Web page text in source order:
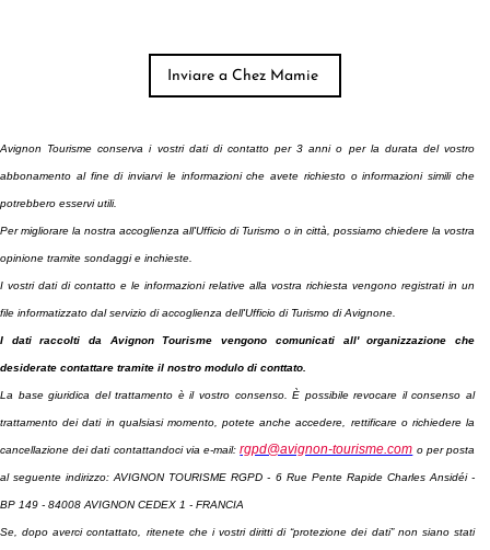
Avignon Tourisme conserva i vostri dati di contatto per 3 anni o per la durata del vostro
abbonamento al fine di inviarvi le informazioni che avete richiesto o informazioni simili che
potrebbero esservi utili.
Per migliorare la nostra accoglienza all'Ufficio di Turismo o in città, possiamo chiedere la vostra
opinione tramite sondaggi e inchieste.
I vostri dati di contatto e le informazioni relative alla vostra richiesta vengono registrati in un
file informatizzato dal servizio di accoglienza dell'Ufficio di Turismo di Avignone.
I dati raccolti da Avignon Tourisme vengono comunicati all' organizzazione che
desiderate contattare tramite il nostro modulo di conttato.
La base giuridica del trattamento è il vostro consenso. È possibile revocare il consenso al
trattamento dei dati in qualsiasi momento, potete anche accedere, rettificare o richiedere la
cancellazione dei dati contattandoci via e-mail:rgpd@avignon-tourisme.com o per posta
al seguente indirizzo: AVIGNON TOURISME RGPD - 6 Rue Pente Rapide Charles Ansidéi -
BP 149 - 84008 AVIGNON CEDEX 1 - FRANCIA
Se, dopo averci contattato, ritenete che i vostri diritti di “protezione dei dati” non siano stati